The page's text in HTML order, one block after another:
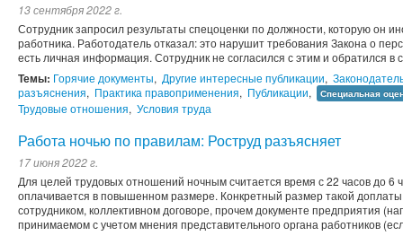
13 сентября 2022 г.
Сотрудник запросил результаты спецоценки по должности, которую он
работника. Работодатель отказал: это нарушит требования Закона о
есть личная информация. Сотрудник не согласился с этим и обратился в
Темы: Горячие документы, Другие интересные публикации,
разъяснения, Практика правоприменения, Публикации, Специальная
Трудовые отношения, Условия труда
Работа ночью по правилам: Роструд разъясняет
17 июня 2022 г.
Для целей трудовых отношений ночным считается время с 22 часов до 6
оплачивается в повышенном размере. Конкретный размер такой доплаты
сотрудником, коллективном договоре, прочем документе предприятия
принимаемом с учетом мнения представительного органа работников